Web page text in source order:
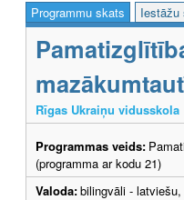
Programmu skats
Iestāžu
Rīgas Ukraiņu vidusskola
Programmas veids:
(programma ar kodu 21)
Valoda:bilingvāli -